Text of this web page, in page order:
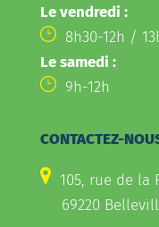
Le vendredi :
8h30-12h /
Le samedi :
9h-12h
CONTACTEZ-
105, rue de la
69220